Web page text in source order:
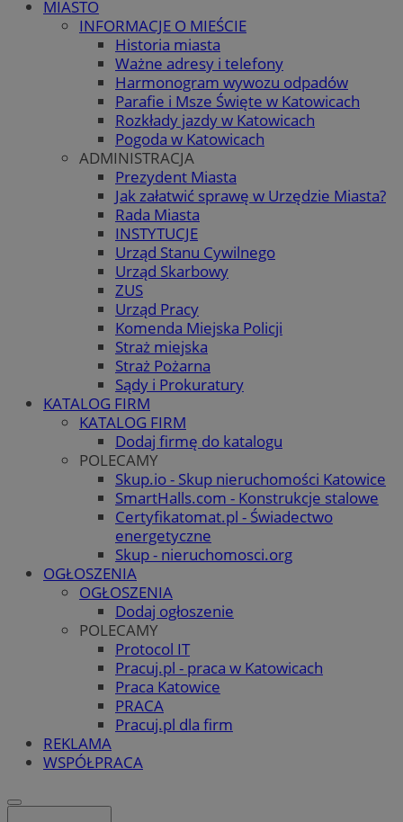
MIASTO
INFORMACJE O MIEŚCIE
Historia miasta
Ważne adresy i telefony
Harmonogram wywozu odpadów
Parafie i Msze Święte w Katowicach
Rozkłady jazdy w Katowicach
Pogoda w Katowicach
ADMINISTRACJA
Prezydent Miasta
Jak załatwić sprawę w Urzędzie Miasta?
Rada Miasta
INSTYTUCJE
Urząd Stanu Cywilnego
Urząd Skarbowy
ZUS
Urząd Pracy
Komenda Miejska Policji
Straż miejska
Straż Pożarna
Sądy i Prokuratury
KATALOG FIRM
KATALOG FIRM
Dodaj firmę do katalogu
POLECAMY
Skup.io - Skup nieruchomości Katowice
SmartHalls.com - Konstrukcje stalowe
Certyfikatomat.pl - Świadectwo
energetyczne
Skup - nieruchomosci.org
OGŁOSZENIA
OGŁOSZENIA
Dodaj ogłoszenie
POLECAMY
Protocol IT
Pracuj.pl - praca w Katowicach
Praca Katowice
PRACA
Pracuj.pl dla firm
REKLAMA
WSPÓŁPRACA